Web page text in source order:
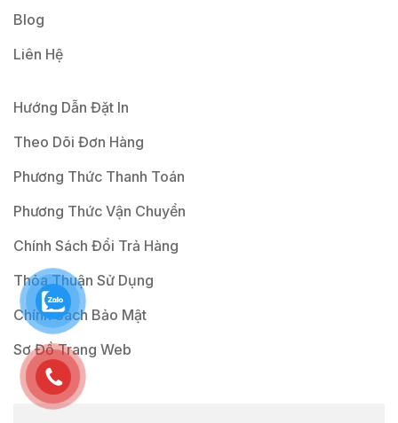
Blog
Liên Hệ
Hướng Dẫn Đặt In
Theo Dõi Đơn Hàng
Phương Thức Thanh Toán
Phương Thức Vận Chuyển
Chính Sách Đổi Trả Hàng
Thỏa Thuận Sử Dụng
Chính Sách Bảo Mật
Sơ Đồ Trang Web